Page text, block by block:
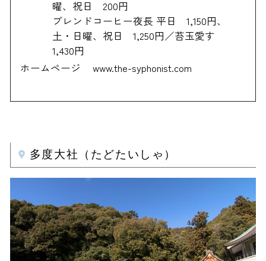
曜、祝日 200円
ブレンドコーヒー夜長 平日 1,150円、
土・日曜、祝日 1,250円／苔玉愛す
1,430円
ホームページ
www.the-syphonist.com
多度大社（たどたいしゃ）